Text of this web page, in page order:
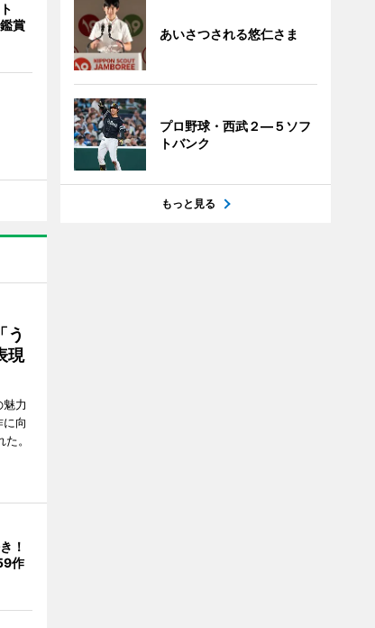
賞
う
現
力
向
。
！
作
あいさつされる悠仁さま
プロ野球・西武２―５ソフ
トバンク
もっと見る